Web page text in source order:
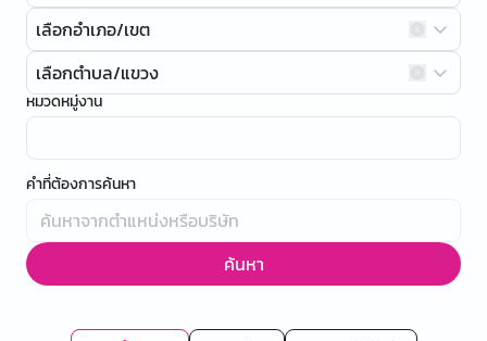
เลือกอำเภอ/เขต
เลือกตำบล/แขวง
หมวดหมู่งาน
คำที่ต้องการค้นหา
ค้นหา